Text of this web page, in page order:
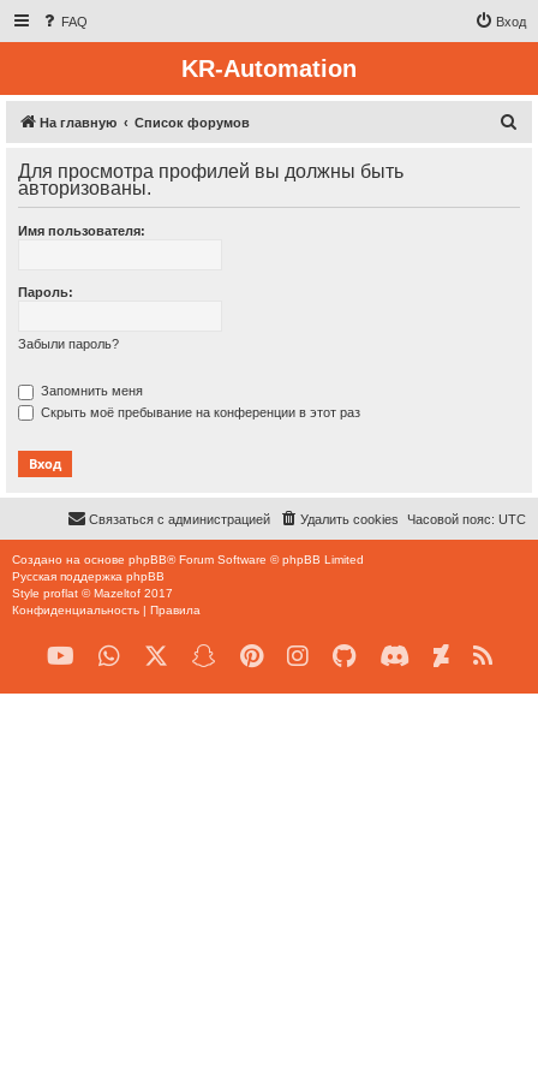
FAQ Вход
KR-Automation
На главную Список форумов
с
Для просмотра профилей вы должны быть
авторизованы.
Имя пользователя:
Пароль:
Забыли пароль?
Запомнить меня
Скрыть моё пребывание на конференции в этот раз
Часовой пояс: UTC
Удалить cookies
Связаться с администрацией
Создано на основе phpBB® Forum Software © phpBB Limited
Русская поддержка phpBB
Style proflat ©Mazeltof 2017
Конфиденциальность | Правила